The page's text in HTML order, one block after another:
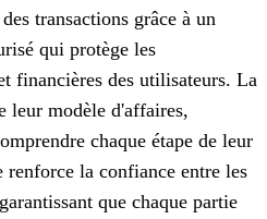
transactions grâce à un
qui protège les
financières des utilisateurs. La
leur modèle d'affaires,
chaque étape de leur
renforce la confiance entre les
que chaque partie